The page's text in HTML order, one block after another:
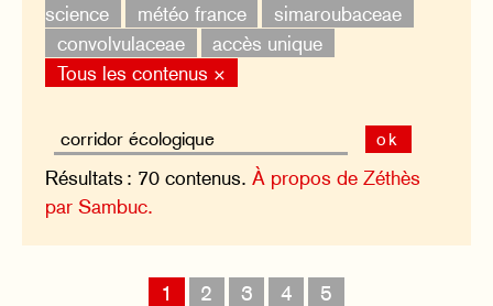
science
météo france
simaroubaceae
convolvulaceae
accès unique
Tous les contenus ×
ok
Résultats : 70 contenus.À propos de Zéthès
par Sambuc.
1 2 3 4 5